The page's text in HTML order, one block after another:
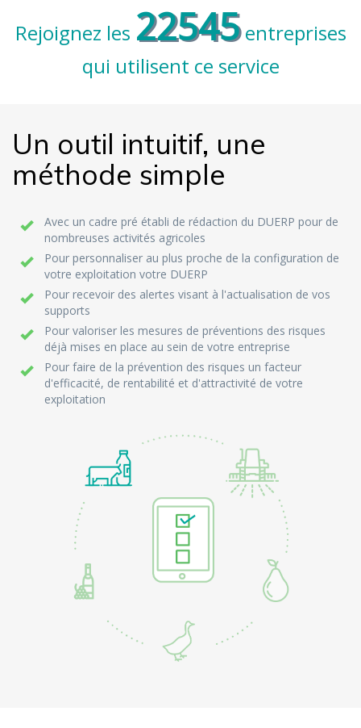
Rejoignez les 22545entreprises
qui utilisent ce service
Un outil intuitif, une
méthode simple
Avec un cadre pré établi de rédaction du DUERP pour de
nombreuses activités agricoles
Pour personnaliser au plus proche de la configuration de
votre exploitation votre DUERP
Pour recevoir des alertes visant à l'actualisation de vos
supports
Pour valoriser les mesures de préventions des risques
déjà mises en place au sein de votre entreprise
Pour faire de la prévention des risques un facteur
d'efficacité, de rentabilité et d'attractivité de votre
exploitation